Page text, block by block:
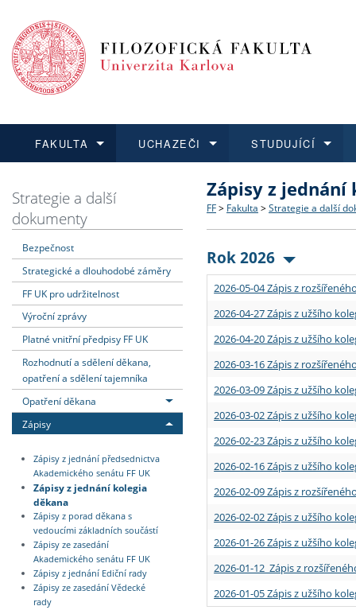
FAKULTA
Dozvědět se více
Struktura a historie
Strategie a další
Podpora a benefity pro
Absolventi fakulty
UCHAZEČI
Podat přihlášku
Co studovat a jak se
Učitelské studijní
Informace k průběhu
STUDUJÍCÍ
Dozvědět se více
Bakalářské a magisterské
Doktorské studium
Rigorózní řízení
Dozvědět se více
O vědě a výzkumu na FF
Akademické kvalifikace
Granty a projekty
Dozvědět se více
Aktuální nabídky a
Vyjíždějící studenti
Přijíždějící studenti
Vyjíždějící zaměstnanci
Strategie a další
dokumenty
Bezpečnost
Strategické a dlouhodobé záměry
FF UK pro udržitelnost
Výroční zprávy
Platné vnitřní předpisy FF UK
Rozhodnutí a sdělení děkana,
opatření a sdělení tajemníka
Opatření děkana
Zápisy
Zápisy z jednání předsednictva
Akademického senátu FF UK
Zápisy z jednání kolegia
děkana
Zápisy z porad děkana s
vedoucími základních součástí
Zápisy ze zasedání
Akademického senátu FF UK
Zápisy z jednání Ediční rady
Zápisy ze zasedání Vědecké
rady
Zápisy z jednání
FF > Fakulta > Strategie a další
Rok 2026
2026-05-04 Zápis z
2026-04-27 Zápis z užšího
2026-04-20 Zápis z užšího
2026-03-16 Zápis z
2026-03-09 Zápis z užšího
2026-03-02 Zápis z užšího
2026-02-23 Zápis z užšího
2026-02-16 Zápis z užšího
2026-02-09 Zápis z
2026-02-02 Zápis z užšího
2026-01-26 Zápis z užšího
2026-01-12 Zápis z
2026-01-05 Zápis z užšího